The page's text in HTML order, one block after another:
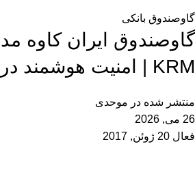
گاوصندوق بانکی
KRM | امنیت هوشمند در ابعاد کاربردی
منتشر شده در موحدی
26 می, 2026
فعال 20 ژوئن, 2017